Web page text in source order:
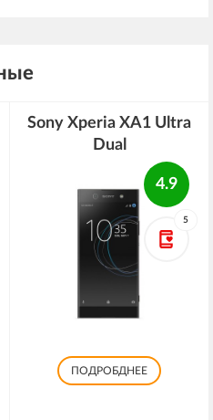
Sony Xperia XA1 Ultra
Dual
4.9
5
ПОДРОБДНЕЕ